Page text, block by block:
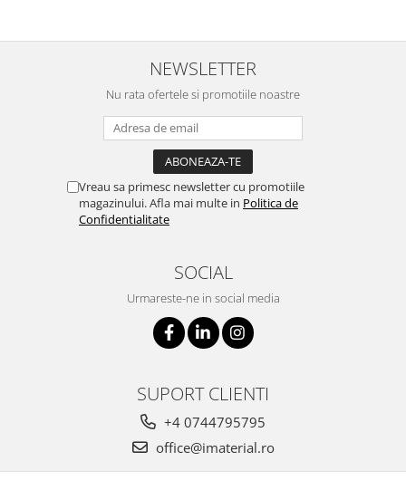
NEWSLETTER
Nu rata ofertele si promotiile noastre
Vreau sa primesc newsletter cu promotiile
magazinului. Afla mai multe in Politica de
Confidentialitate
SOCIAL
Urmareste-ne in social media
SUPORT CLIENTI
+4 0744795795
office@imaterial.ro